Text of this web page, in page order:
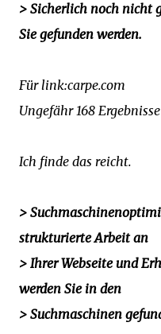
> Sicherlich noch nicht
Sie gefunden werden.
Für link:carpe.com
Ungefähr 168
Ich finde das reicht.
>
strukturierte Arbeit an
> Ihrer Webseite und
werden Sie in den
> Suchmaschinen